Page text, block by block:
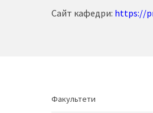
Сайт кафедри: https://
Факультети